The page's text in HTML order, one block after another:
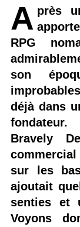
A près
RPG
son
déjà dans
Bravely
sur les
ajoutait
senties et
Voyons